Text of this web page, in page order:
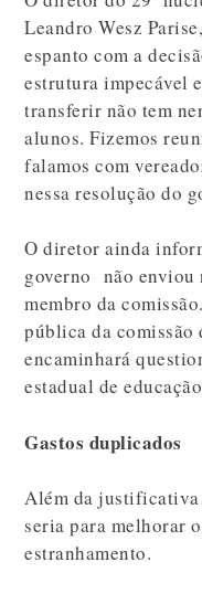
Leandro Wesz
espanto com a
estrutura impecável
transferir não tem
alunos. Fizemos
falamos com
nessa resolução do
O diretor ainda
governo não enviou
membro da
pública da comissão
encaminhará
estadual de
Gastos duplicados
Além da justificativa
seria para melhorar
estranhamento.